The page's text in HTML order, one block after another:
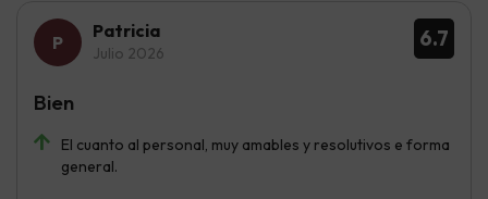
6.7
Patricia
Julio 2026
El cuanto al personal, muy amables y resolutivos e forma
general.
Bien